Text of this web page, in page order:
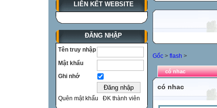
LIÊN KẾT WEBSITE
ĐĂNG NHẬP
Tên truy nhập
Mật khẩu
Ghi nhớ
Quên mật khẩu ĐK thành viên
Gốc > flash >
có nhac
có nhac